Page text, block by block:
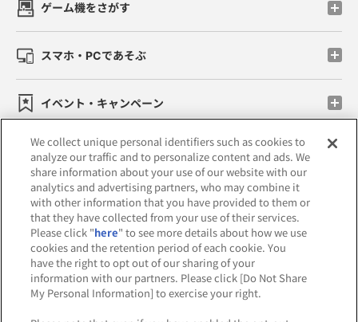
ゲーム機をさがす
スマホ・PCであそぶ
イベント・キャンペーン
関連会社 サステナビリティ サイトポリシー
プライバシーポリシー
ウェブアクセシビリティ方針と検証結果
お取引先さまとともに 食品のご提供について
カスタマーハラスメント対応方針
We collect unique personal identifiers such as cookies to
analyze our traffic and to personalize content and ads. We
share information about your use of our website with our
analytics and advertising partners, who may combine it
with other information that you have provided to them or
that they have collected from your use of their services.
Please click "here" to see more details about how we use
cookies and the retention period of each cookie. You
have the right to opt out of our sharing of your
information with our partners. Please click [Do Not Share
My Personal Information] to exercise your right.